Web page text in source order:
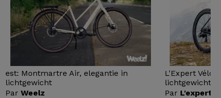
est: Montmartre Air, elegantie in
lichtgewicht
ParWeelz
L'Expert Vélo
lichtgewicht...
Par L'expert